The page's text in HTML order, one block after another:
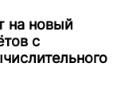
на новый
с